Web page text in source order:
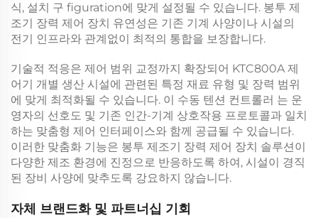
식, 설치 구 figuration에 맞게 설정될 수 있습니다. 봉투 제
조기 장력 제어 장치 유연성은 기존 기계 사양이나 시설의
전기 인프라와 관계없이 최적의 통합을 보장합니다.
기술적 적응은 제어 범위 교정까지 확장되어 KTC800A 제
어기 개별 생산 시설에 관련된 특정 재료 유형 및 장력 범위
에 맞게 최적화될 수 있습니다. 이 수동 텐션 컨트롤러 는 운
영자의 선호도 및 기존 인간-기계 상호작용 프로토콜과 일치
하는 맞춤형 제어 인터페이스와 함께 공급될 수 있습니다.
이러한 맞춤화 기능은 봉투 제조기 장력 제어 장치 솔루션이
다양한 제조 환경에 진정으로 반응하도록 하여, 시설이 경직
된 장비 사양에 맞추도록 강요하지 않습니다.
자체 브랜드화 및 파트너십 기회